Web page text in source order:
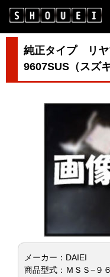
純正タイプ リ
9607SUS（スズ
メーカー：DAIEI
商品型式：ＭＳＳ−９